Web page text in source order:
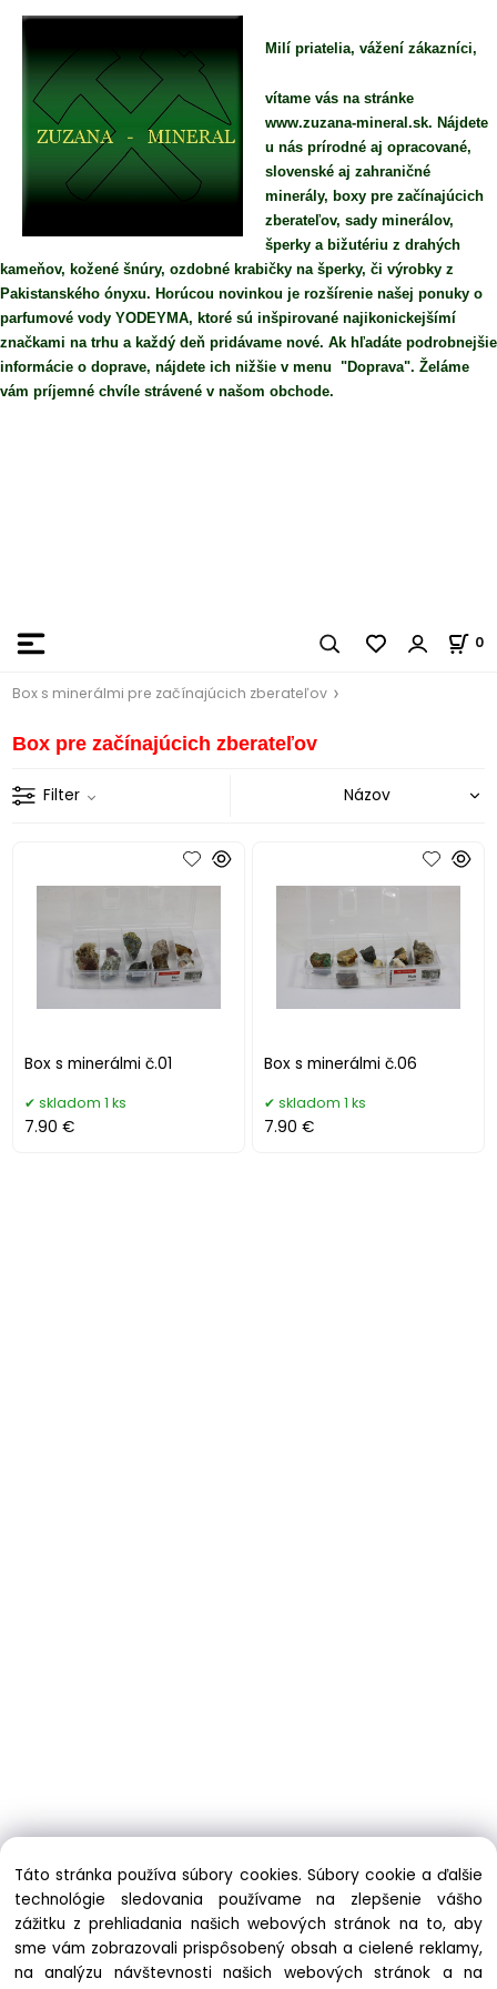
Milí priatelia, vážení zákazníci,
vítame vás na stránke
www.zuzana-mineral.sk. Nájdete
u nás prírodné aj opracované,
slovenské aj zahraničné
minerály, boxy pre začínajúcich
zberateľov, sady minerálov,
šperky a bižutériu z drahých
kameňov, kožené šnúry, ozdobné krabičky na šperky, či výrobky z
Pakistanského ónyxu. Horúcou novinkou je rozšírenie našej ponuky o
parfumové vody YODEYMA, ktoré sú inšpirované najikonickejšímí
značkami na trhu a každý deň pridávame nové. Ak hľadáte podrobnejšie
informácie o doprave, nájdete ich nižšie v menu "Doprava". Želáme
vám príjemné chvíle strávené v našom obchode.
0
Box s minerálmi pre začínajúcich zberateľov
Box pre začínajúcich zberateľov
Filter
Box s minerálmi č.01
skladom 1 ks
7.90 €
Box s minerálmi č.06
skladom 1 ks
7.90 €
Táto stránka používa súbory cookies. Súbory cookie a ďalšie
technológie sledovania používame na zlepšenie vášho
zážitku z prehliadania našich webových stránok na to, aby
sme vám zobrazovali prispôsobený obsah a cielené reklamy,
na analýzu návštevnosti našich webových stránok a na